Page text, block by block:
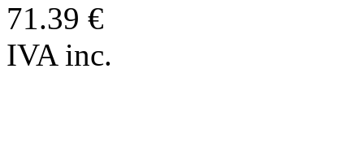
71.39 €
IVA inc.